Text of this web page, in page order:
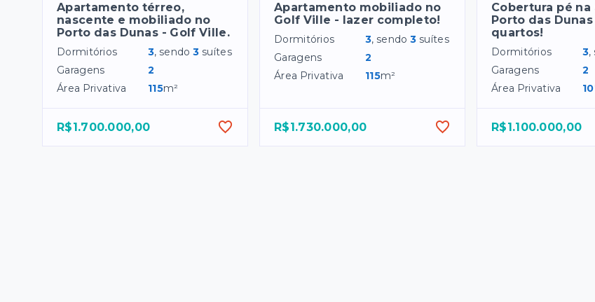
Apartamento térreo,
nascente e mobiliado no
Porto das Dunas - Golf Ville.
Dormitórios 3, sendo3 suítes
Garagens
2
Área Privativa
115m²
R$1.700.000,00
Apartamento mobiliado no
Golf Ville - lazer completo!
Dormitórios 3, sendo3 suítes
Garagens
2
Área Privativa
115m²
R$1.730.000,00
Cobertura pé na
Porto das
quartos!
Dormitórios 3,
Garagens
2
Área Privativa
R$1.100.000,00